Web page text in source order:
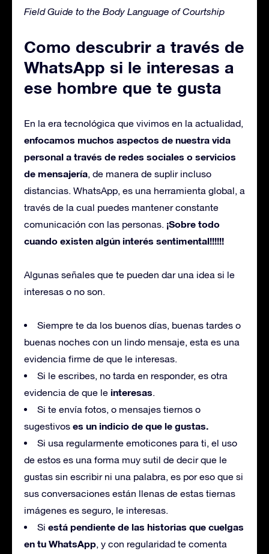
Field Guide to the Body Language of Courtship
Como descubrir a través de
WhatsApp si le interesas a
ese hombre que te gusta
En la era tecnológica que vivimos en la actualidad,
enfocamos muchos aspectos de nuestra vida
personal a través de redes sociales o servicios
de mensajería, de manera de suplir incluso
distancias. WhatsApp, es una herramienta global, a
través de la cual puedes mantener constante
comunicación con las personas. ¡Sobre todo
cuando existen algún interés sentimental!!!!!!
Algunas señales que te pueden dar una idea si le
interesas o no son.
Siempre te da los buenos días, buenas tardes o
buenas noches con un lindo mensaje, esta es una
evidencia firme de que le interesas.
Si le escribes, no tarda en responder, es otra
evidencia de que le interesas.
Si te envía fotos, o mensajes tiernos o
sugestivos es un indicio de que le gustas.
Si usa regularmente emoticones para ti, el uso
de estos es una forma muy sutil de decir que le
gustas sin escribir ni una palabra, es por eso que si
sus conversaciones están llenas de estas tiernas
imágenes es seguro, le interesas.
Si está pendiente de las historias que cuelgas
en tu WhatsApp, y con regularidad te comenta